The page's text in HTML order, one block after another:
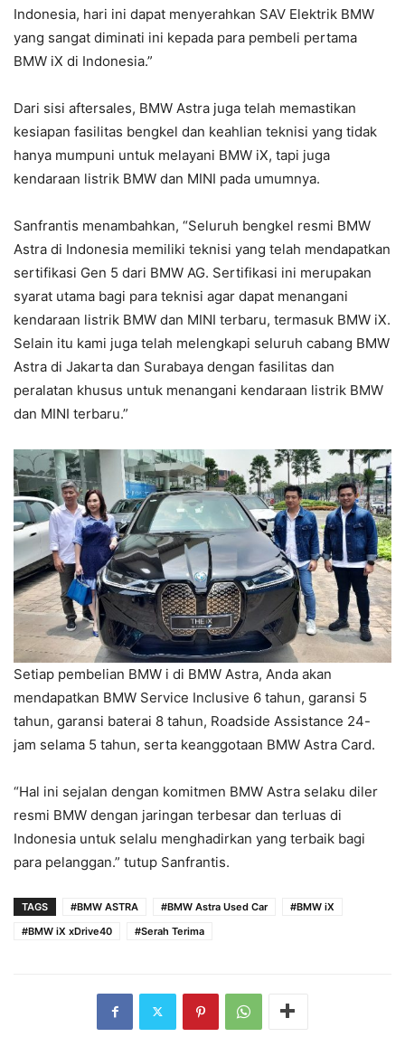
Indonesia, hari ini dapat menyerahkan SAV Elektrik BMW
yang sangat diminati ini kepada para pembeli pertama
BMW iX di Indonesia.”
Dari sisi aftersales, BMW Astra juga telah memastikan
kesiapan fasilitas bengkel dan keahlian teknisi yang tidak
hanya mumpuni untuk melayani BMW iX, tapi juga
kendaraan listrik BMW dan MINI pada umumnya.
Sanfrantis menambahkan, “Seluruh bengkel resmi BMW
Astra di Indonesia memiliki teknisi yang telah mendapatkan
sertifikasi Gen 5 dari BMW AG. Sertifikasi ini merupakan
syarat utama bagi para teknisi agar dapat menangani
kendaraan listrik BMW dan MINI terbaru, termasuk BMW iX.
Selain itu kami juga telah melengkapi seluruh cabang BMW
Astra di Jakarta dan Surabaya dengan fasilitas dan
peralatan khusus untuk menangani kendaraan listrik BMW
dan MINI terbaru.”
Setiap pembelian BMW i di BMW Astra, Anda akan
mendapatkan BMW Service Inclusive 6 tahun, garansi 5
tahun, garansi baterai 8 tahun, Roadside Assistance 24-
jam selama 5 tahun, serta keanggotaan BMW Astra Card.
“Hal ini sejalan dengan komitmen BMW Astra selaku diler
resmi BMW dengan jaringan terbesar dan terluas di
Indonesia untuk selalu menghadirkan yang terbaik bagi
para pelanggan.” tutup Sanfrantis.
TAGS #BMW ASTRA #BMW Astra Used Car
#BMW iX
#BMW iX xDrive40
#Serah Terima